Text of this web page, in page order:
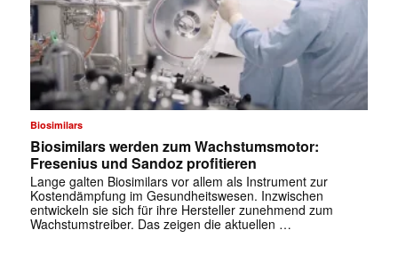
Biosimilars
Biosimilars werden zum Wachstumsmotor:
Fresenius und Sandoz profitieren
Lange galten Biosimilars vor allem als Instrument zur
Kostendämpfung im Gesundheitswesen. Inzwischen
entwickeln sie sich für ihre Hersteller zunehmend zum
Wachstumstreiber. Das zeigen die aktuellen …